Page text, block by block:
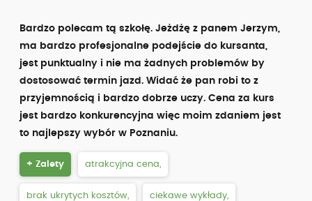
Bardzo polecam tą szkołę. Jeżdżę z panem Jerzym,
ma bardzo profesjonalne podejście do kursanta,
jest punktualny i nie ma żadnych problemów by
dostosować termin jazd. Widać że pan robi to z
przyjemnością i bardzo dobrze uczy. Cena za kurs
jest bardzo konkurencyjna więc moim zdaniem jest
to najlepszy wybór w Poznaniu.
+ Zalety atrakcyjna cena,
brak ukrytych kosztów, ciekawe wykłady,